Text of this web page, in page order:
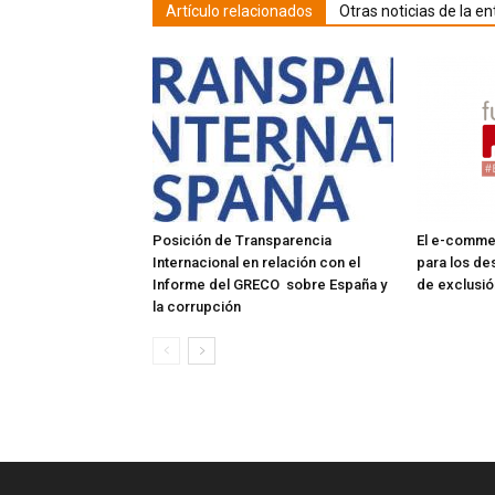
Artículo relacionados Otras noticias de la
Posición de Transparencia
Internacional en relación con el
Informe del GRECO sobre España y
la corrupción
El e-
para los
de